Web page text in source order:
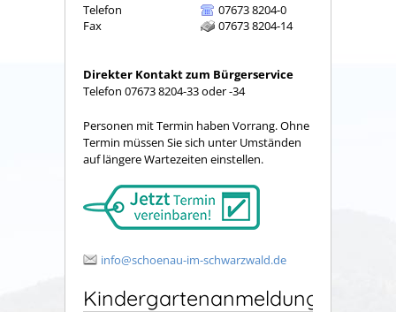
Telefon
07673 8204-0
Fax
07673 8204-14
Direkter Kontakt zum Bürgerservice
Telefon 07673 8204-33 oder -34
Personen mit Termin haben Vorrang. Ohne
Termin müssen Sie sich unter Umständen
auf längere Wartezeiten einstellen.
info@schoenau-im-schwarzwald.de
Kindergartenanmeldung